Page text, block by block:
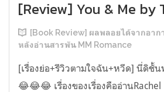
[Review] You & Me by
[Book Review] ผลพลอยได้จากอาก
หลังอ่านสารพัน MM Romance
[เรื่องย่อ+รีวิวตามใจฉัน+หวีด] นี่ดิชั้
😂😂😂 เรื่องของเรื่องคืออ่านRachel